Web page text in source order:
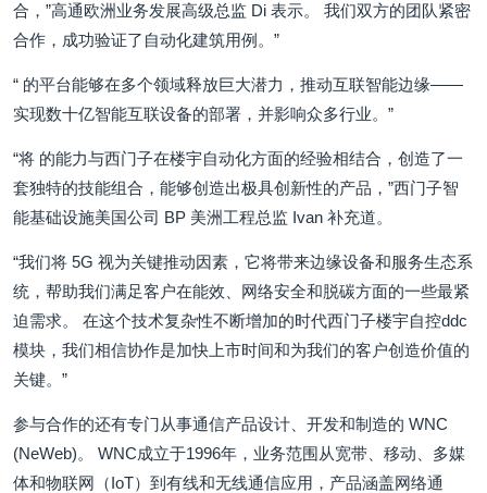
合，”高通欧洲业务发展高级总监 Di 表示。 我们双方的团队紧密
合作，成功验证了自动化建筑用例。”
“ 的平台能够在多个领域释放巨大潜力，推动互联智能边缘——
实现数十亿智能互联设备的部署，并影响众多行业。”
“将 的能力与西门子在楼宇自动化方面的经验相结合，创造了一
套独特的技能组合，能够创造出极具创新性的产品，”西门子智
能基础设施美国公司 BP 美洲工程总监 Ivan 补充道。
“我们将 5G 视为关键推动因素，它将带来边缘设备和服务生态系
统，帮助我们满足客户在能效、网络安全和脱碳方面的一些最紧
迫需求。 在这个技术复杂性不断增加的时代西门子楼宇自控ddc
模块，我们相信协作是加快上市时间和为我们的客户创造价值的
关键。”
参与合作的还有专门从事通信产品设计、开发和制造的 WNC
(NeWeb)。 WNC成立于1996年，业务范围从宽带、移动、多媒
体和物联网（IoT）到有线和无线通信应用，产品涵盖网络通